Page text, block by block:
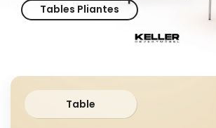
Tables Pliantes
Table